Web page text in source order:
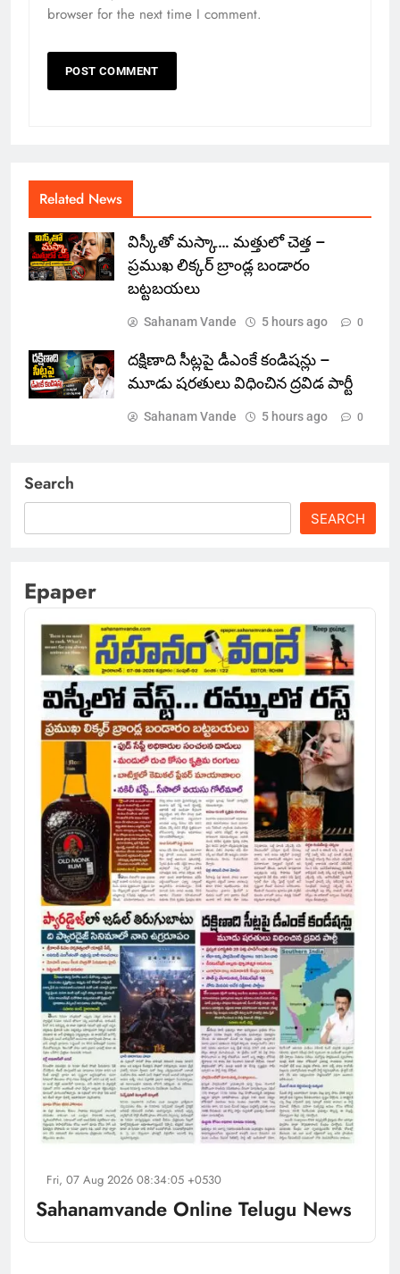
browser for the next time I comment.
Related News
విస్కీతో మస్కా… మత్తులో చెత్త –
ప్రముఖ లిక్కర్ బ్రాండ్ల బండారం
బట్టబయలు
Sahanam Vande 5 hours ago 0
దక్షిణాది సీట్లపై డీఎంకే కండిషన్లు –
మూడు షరతులు విధించిన ద్రవిడ పార్టీ
Sahanam Vande 5 hours ago 0
Search
SEARCH
Epaper
Fri, 07 Aug 2026 08:34:05 +0530
Sahanamvande Online Telugu News